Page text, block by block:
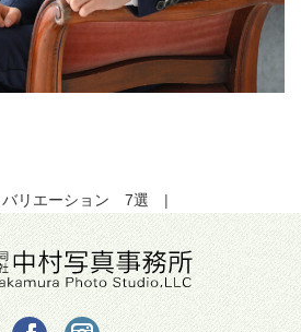
リエーション 7選 |